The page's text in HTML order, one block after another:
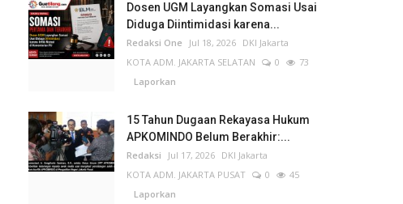
Dosen UGM Layangkan Somasi Usai
Diduga Diintimidasi karena...
Redaksi One Jul 18, 2026 DKI Jakarta
KOTA ADM. JAKARTA SELATAN
0
73
Laporkan
15 Tahun Dugaan Rekayasa Hukum
APKOMINDO Belum Berakhir:...
Redaksi Jul 17, 2026 DKI Jakarta
KOTA ADM. JAKARTA PUSAT
0
45
Laporkan